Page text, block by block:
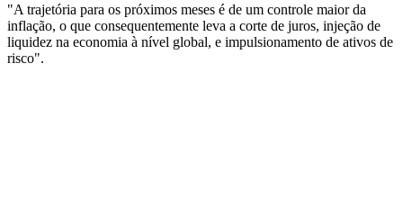
"A trajetória para os próximos meses é de um controle maior da
inflação, o que consequentemente leva a corte de juros, injeção de
liquidez na economia à nível global, e impulsionamento de ativos de
risco".